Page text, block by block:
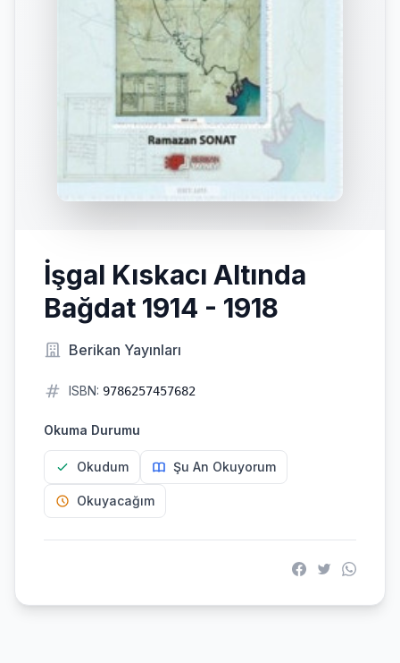
İşgal Kıskacı Altında
Bağdat 1914 - 1918
Berikan Yayınları
ISBN: 9786257457682
Okuma Durumu
Okudum Şu An Okuyorum
Okuyacağım